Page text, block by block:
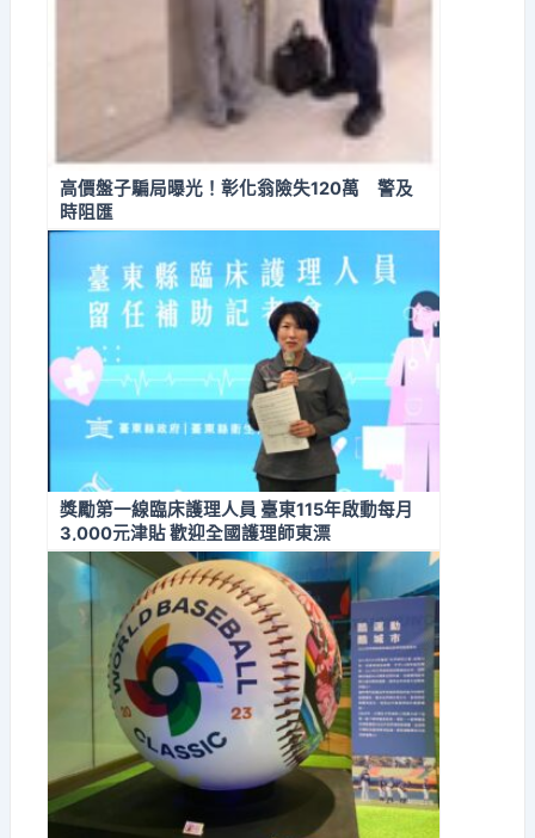
高價盤子騙局曝光！彰化翁險失120萬 警及
時阻匯
獎勵第一線臨床護理人員 臺東115年啟動每月
3,000元津貼 歡迎全國護理師東漂